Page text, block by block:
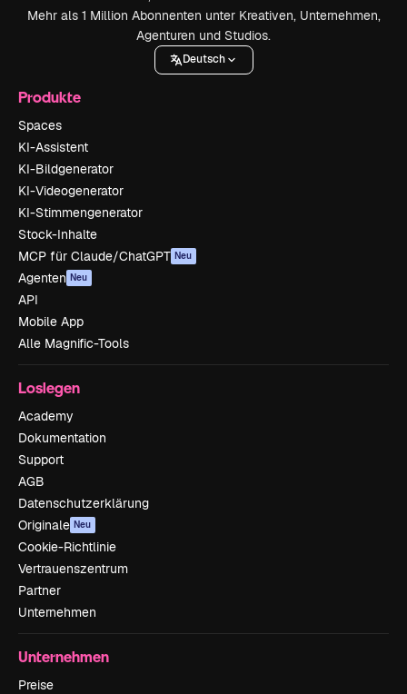
Mehr als 1 Million Abonnenten unter Kreativen, Unternehmen,
Agenturen und Studios.
Deutsch
Produkte
Spaces
KI-Assistent
KI-Bildgenerator
KI-Videogenerator
KI-Stimmengenerator
Stock-Inhalte
MCP für Claude/ChatGPT Neu
Agenten Neu
API
Mobile App
Alle Magnific-Tools
Loslegen
Academy
Dokumentation
Support
AGB
Datenschutzerklärung
Originale Neu
Cookie-Richtlinie
Vertrauenszentrum
Partner
Unternehmen
Unternehmen
Preise